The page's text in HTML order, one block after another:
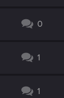
0
1
1